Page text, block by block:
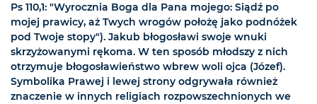
Ps 110,1: "Wyrocznia Boga dla Pana mojego: Siądź po
mojej prawicy, aż Twych wrogów położę jako podnóżek
pod Twoje stopy"). Jakub błogosławi swoje wnuki
skrzyżowanymi rękoma. W ten sposób młodszy z nich
otrzymuje błogosławieństwo wbrew woli ojca (Józef).
Symbolika Prawej i lewej strony odgrywała również
znaczenie w innych religiach rozpowszechnionych we